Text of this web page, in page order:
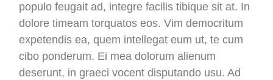
populo feugait ad, integre facilis tibique sit at. In
dolore timeam torquatos eos. Vim democritum
expetendis ea, quem intellegat eum ut, te cum
cibo ponderum. Ei mea dolorum alienum
deserunt, in graeci vocent disputando usu. Ad